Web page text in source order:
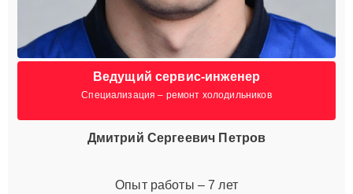
Ведущий сервис-инженер
Специализация – ремонт холодильников
Дмитрий Сергеевич Петров
Опыт работы – 7 лет